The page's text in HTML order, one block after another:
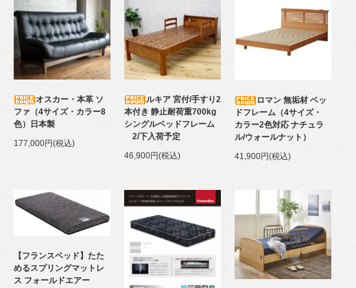
オスカー・本革 ソ
ファ（4サイズ・カラー8
色）日本製
177,000円(税込)
ルキア 宮付/手すり2
本付き 静止耐荷重700kg
シングルベッドフレーム
2/下入荷予定
46,900円(税込)
ロマン 無垢材 ベッ
ドフレーム（4サイズ・
カラー2色対応 ナチュラ
ル/ウォールナット）
41,900円(税込)
【フランスベッド】たた
めるスプリングマットレ
ス フォールドエアー